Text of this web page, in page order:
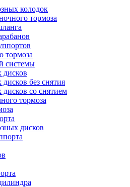
колодок
тормоза
тормоза
системы
дисков
без снятия
со снятием
тормоза
дисков